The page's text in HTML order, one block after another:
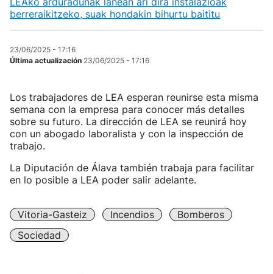
berreraikitzeko, suak hondakin bihurtu baititu
23/06/2025 - 17:16
Última actualización 23/06/2025 - 17:16
Los trabajadores de LEA esperan reunirse esta misma
semana con la empresa para conocer más detalles
sobre su futuro. La dirección de LEA se reunirá hoy
con un abogado laboralista y con la inspección de
trabajo.
La Diputación de Álava también trabaja para facilitar
en lo posible a LEA poder salir adelante.
Vitoria-Gasteiz Incendios
Bomberos
Sociedad